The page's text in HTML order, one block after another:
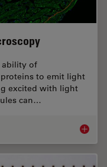
ability of
to emit light
excited with light
can…
A